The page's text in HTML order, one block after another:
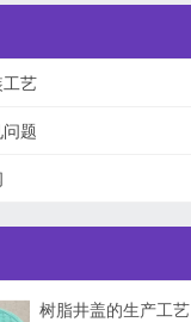
工艺
题
树脂井盖的生产工艺